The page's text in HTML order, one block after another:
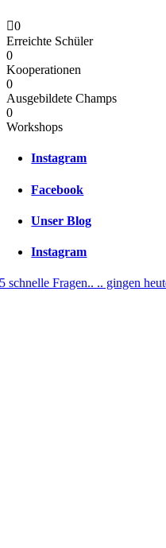
Unsere Zahlen: 2024
0
Erreichte Schüler
0
Kooperationen
0
Ausgebildete Champs
0
Workshops
Instagram
Facebook
Unser Blog
Instagram
5 schnelle Fragen.. .. gingen